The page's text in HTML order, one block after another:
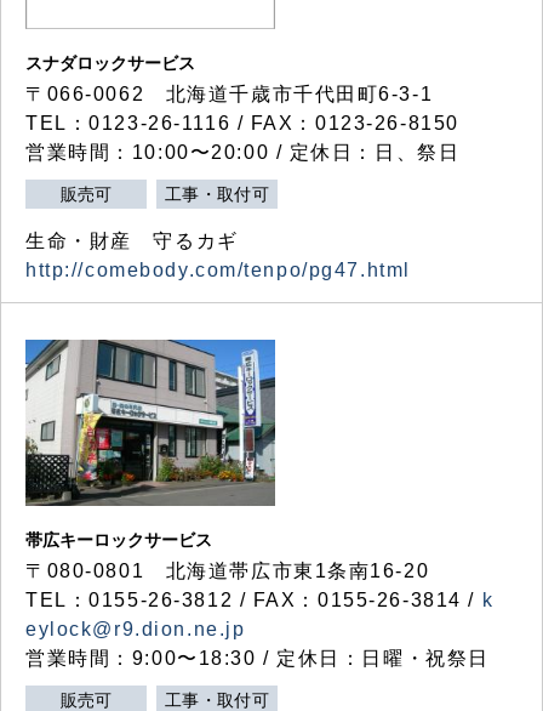
スナダロックサービス
〒066-0062 北海道千歳市千代田町6-3-1
TEL：0123-26-1116 / FAX：0123-26-8150
営業時間：10:00〜20:00 / 定休日：日、祭日
販売可 工事・取付可
生命・財産 守るカギ
http://comebody.com/tenpo/pg47.html
帯広キーロックサービス
〒080-0801 北海道帯広市東1条南16-20
TEL：0155-26-3812 / FAX：0155-26-3814 / k
eylock@r9.dion.ne.jp
営業時間：9:00〜18:30 / 定休日：日曜・祝祭日
販売可 工事・取付可